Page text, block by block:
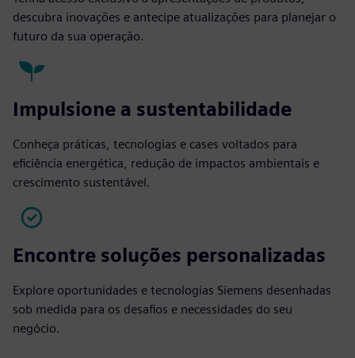
descubra inovações e antecipe atualizações para planejar o
futuro da sua operação.
Impulsione a sustentabilidade
Conheça práticas, tecnologias e cases voltados para
eficiência energética, redução de impactos ambientais e
crescimento sustentável.
Encontre soluções personalizadas
Explore oportunidades e tecnologias Siemens desenhadas
sob medida para os desafios e necessidades do seu
negócio.